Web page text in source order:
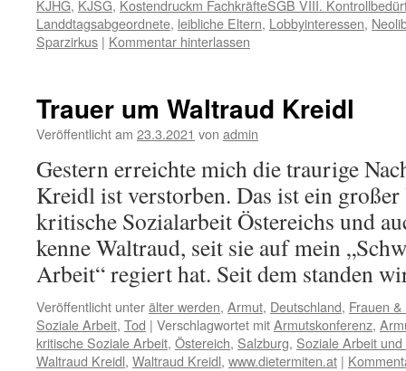
KJHG, KJSG, Kostendruckm FachkräfteSGB VIII.
Landdtagsabgeordnete, leibliche Eltern, Lobbyinteressen,
Sparzirkus | Kommentar hinterlassen
Trauer um Waltraud Kreidl
Veröffentlicht am 23.3.2021 von admin
Gestern erreichte mich die traurige
Kreidl ist verstorben. Das ist ein
kritische Sozialarbeit Östereichs und
kenne Waltraud, seit sie auf mein
Arbeit“ regiert hat. Seit dem standen
Veröffentlicht unterälter werden, Armut, Deutschland, Frauen
Soziale Arbeit, Tod | Verschlagwortet mitArmutskonferenz,
kritische Soziale Arbeit, Östereich, Salzburg, Soziale Arbeit
Waltraud Kreidl, Waltraud Kreidl, www.dietermiten.at |